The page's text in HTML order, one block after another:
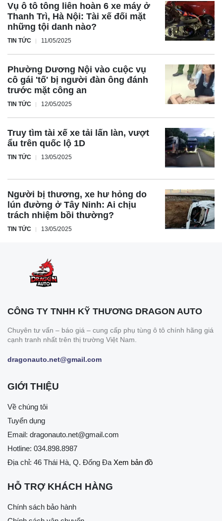
Vụ ô tô tông liên hoàn 6 xe máy ở
Thanh Trì, Hà Nội: Tài xế đối mặt
những tội danh nào?
TIN TỨC 11/05/2025
Phường Dương Nội vào cuộc vụ
cô gái 'tố' bị người đàn ông đánh
trước mặt công an
TIN TỨC 12/05/2025
Truy tìm tài xế xe tải lấn làn, vượt
ẩu trên quốc lộ 1D
TIN TỨC 13/05/2025
Người bị thương, xe hư hỏng do
lún đường ở Tây Ninh: Ai chịu
trách nhiệm bồi thường?
TIN TỨC 13/05/2025
CÔNG TY TNHH KỸ THƯƠNG DRAGON AUTO
Chuyên tư vấn – báo giá – cung cấp phụ tùng ô tô chính hãng giá
cạnh tranh nhất trên thị trường Việt Nam.
dragonauto.net@gmail.com
GIỚI THIỆU
Về chúng tôi
Tuyển dụng
Email: dragonauto.net@gmail.com
Hotline: 034.898.8987
Địa chỉ: 46 Thái Hà, Q. Đống Đa Xem bản đồ
HỖ TRỢ KHÁCH HÀNG
Chính sách bảo hành